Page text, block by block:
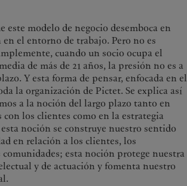
este modelo de negocio desemboca en
el entorno de trabajo. Pero no es
cuando un socio ocupa el
de más de 21 años, la presión no es a
Y esta forma de pensar, enfocada en el
la organización de Pictet. Se explica así
a la noción del largo plazo tanto en
con los clientes como en la estrategia
noción se construye nuestro sentido
en relación a los clientes, los
comunidades; esta noción protege nuestra
y de actuación y fomenta nuestro